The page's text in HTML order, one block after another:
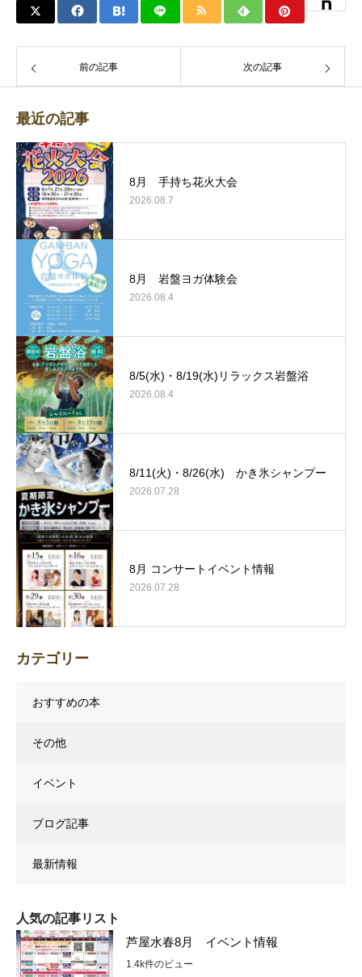
前の記事 次の記事
最近の記事
8月 手持ち花火大会
2026.08.7
8月 岩盤ヨガ体験会
2026.08.4
8/5(水)・8/19(水)リラックス岩盤浴
2026.08.4
8/11(火)・8/26(水) かき氷シャンプー
2026.07.28
8月 コンサートイベント情報
2026.07.28
カテゴリー
おすすめの本
その他
イベント
ブログ記事
最新情報
人気の記事リスト
芦屋水春8月 イベント情報
1.4k件のビュー